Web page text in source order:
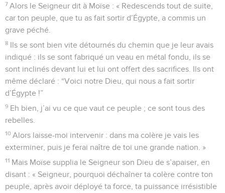
7 Alors le Seigneur dit à Moïse : « Redescends tout de suite,
car ton peuple, que tu as fait sortir d’Égypte, a commis un
grave péché.
8 Ils se sont bien vite détournés du chemin que je leur avais
indiqué : ils se sont fabriqué un veau en métal fondu, ils se
sont inclinés devant lui et lui ont offert des sacrifices. Ils ont
même déclaré : “Voici notre Dieu, qui nous a fait sortir
d’Égypte !”
9 Eh bien, j’ai vu ce que vaut ce peuple ; ce sont tous des
rebelles.
10 Alors laisse-moi intervenir : dans ma colère je vais les
exterminer, puis je ferai naître de toi une grande nation. »
11 Mais Moïse supplia le Seigneur son Dieu de s’apaiser, en
disant : « Seigneur, pourquoi déchaîner ta colère contre ton
peuple, après avoir déployé ta force, ta puissance irrésistible